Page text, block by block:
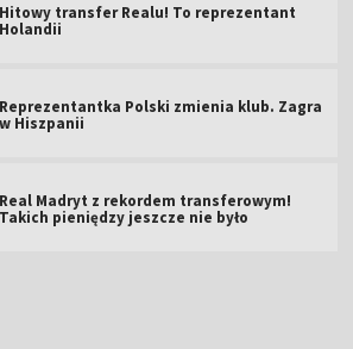
Hitowy transfer Realu! To reprezentant
Holandii
Reprezentantka Polski zmienia klub. Zagra
w Hiszpanii
Real Madryt z rekordem transferowym!
Takich pieniędzy jeszcze nie było